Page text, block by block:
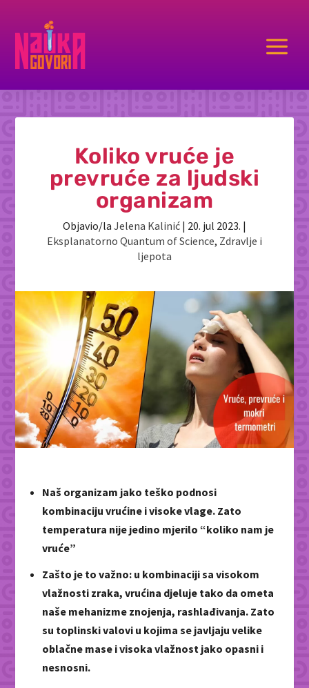
a
Koliko vruće je
prevruće za ljudski
organizam
Objavio/la Jelena Kalinić | 20. jul 2023. |
Eksplanatorno Quantum of Science, Zdravlje i
ljepota
Naš organizam jako teško podnosi
kombinaciju vrućine i visoke vlage. Zato
temperatura nije jedino mjerilo “koliko nam je
vruće”
Zašto je to važno: u kombinaciji sa visokom
vlažnosti zraka, vrućina djeluje tako da ometa
naše mehanizme znojenja, rashlađivanja. Zato
su toplinski valovi u kojima se javljaju velike
oblačne mase i visoka vlažnost jako opasni i
nesnosni.